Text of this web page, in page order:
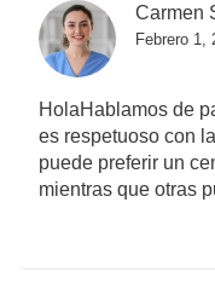
Carmen
Febrero 1,
HolaHablamos de
es respetuoso con
puede preferir un
mientras que otras